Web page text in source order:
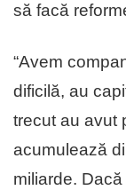
să facă
“Avem
dificilă, au
trecut au avut
acumulează
miliarde.